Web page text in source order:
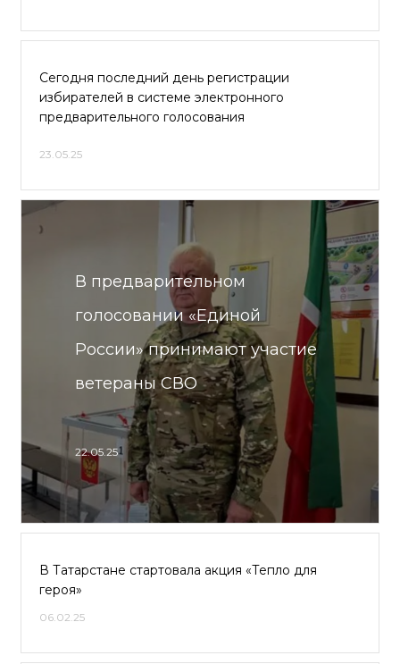
Сегодня последний день регистрации
избирателей в системе электронного
предварительного голосования
23.05.25
В предварительном
голосовании «Единой
России» принимают участие
ветераны СВО
22.05.25
В Татарстане стартовала акция «Тепло для
героя»
06.02.25